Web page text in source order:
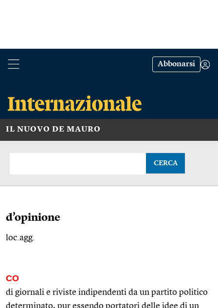
Abbonarsi
IL NUOVO DE MAURO
CERCA
d’opinione
loc.agg.
CO
di giornali e riviste indipendenti da un partito politico
determinato, pur essendo portatori delle idee di un